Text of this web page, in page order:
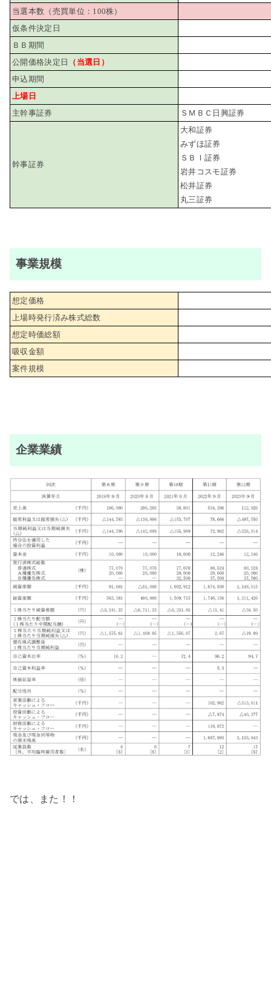
当選本数（売買単位：100株）
仮条件決定日
ＢＢ期間
公開価格決定日
（当選日）
申込期間
上場日
主幹事証券
ＳＭＢＣ日興証券
幹事証券
大和証券
みずほ証券
ＳＢＩ証券
岩井コスモ証券
松井証券
丸三証券
事業規模
想定価格
上場時発行済み株式総数
想定時価総額
吸収金額
案件規模
企業業績
では、また！！